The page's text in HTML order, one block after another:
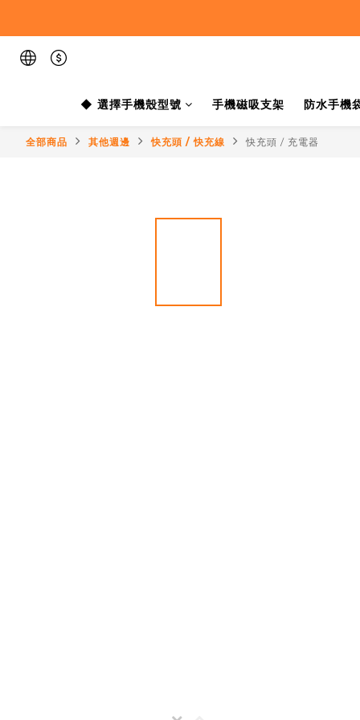
◆ 選擇手機殼型號 手機磁吸支架 防水手機
全部商品 其他週邊 快充頭 / 快充線 快充頭 / 充電器